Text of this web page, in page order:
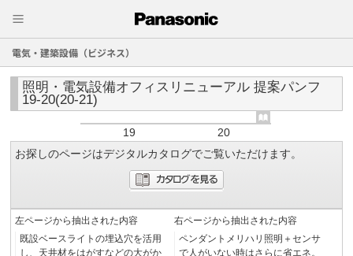
電気・建築設備（ビジネス）
照明・電気設備オフィスリニューアル 提案パンフ
19-20(20-21)
19
20
お探しのページはデジタルカタログでご覧いただけます。
左ページから抽出された内容
既設ベースライトの埋込穴を活用
し、天井材をはがすなどの大がか
右ページから抽出された内容
ペンダントメリハリ照明＋センサ
で人がいない時はさらに省エネ。